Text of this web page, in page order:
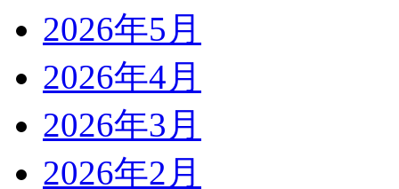
2026年5月
2026年4月
2026年3月
2026年2月